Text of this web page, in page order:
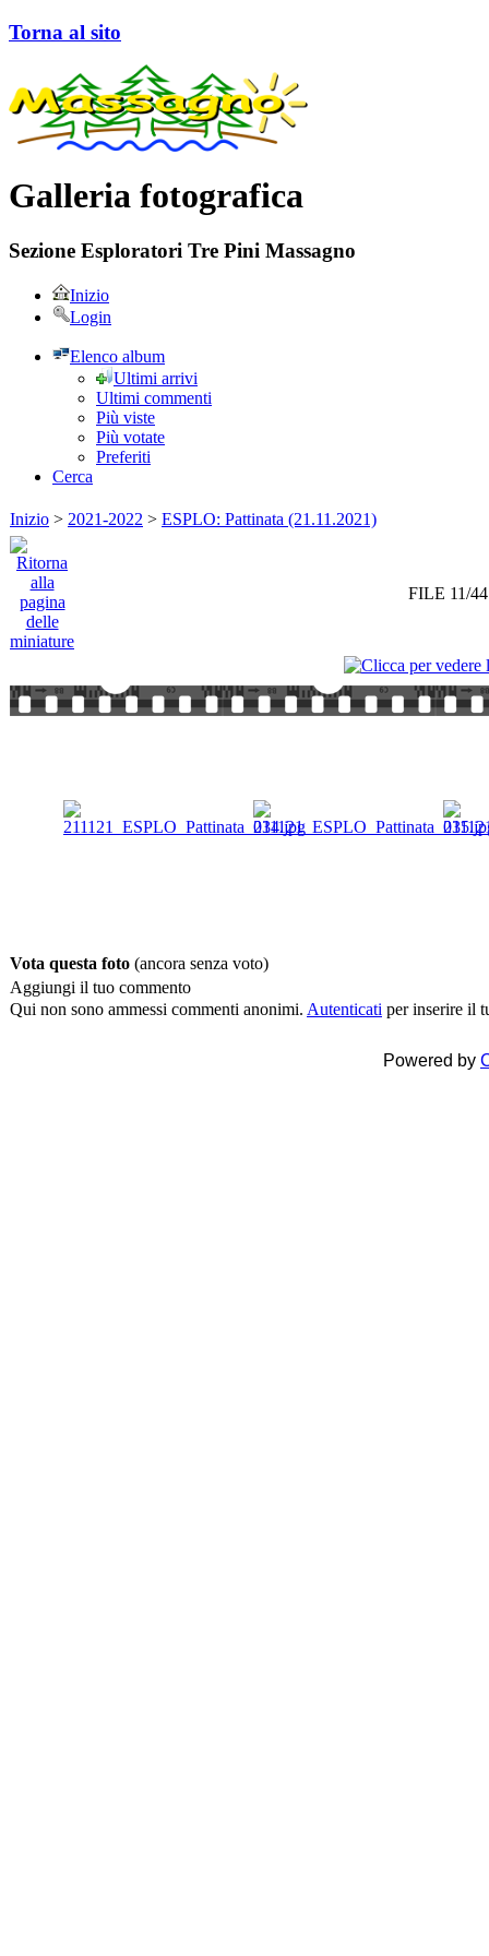
Torna al sito
Galleria fotografica
Sezione Esploratori Tre Pini Massagno
Inizio
Login
Elenco album
Ultimi arrivi
Ultimi commenti
Più viste
Più votate
Preferiti
Cerca
Inizio > 2021-2022 > ESPLO: Pattinata (21.11.2021)
FILE 11/44
Vota questa foto (ancora senza voto)
Aggiungi il tuo commento
Qui non sono ammessi commenti anonimi. Autenticati per inserire il
Powered by